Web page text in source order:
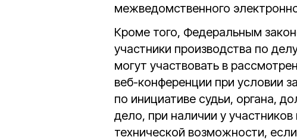
межведомственного
Кроме того, Федеральным
участники производства по
могут участвовать в
веб-конференции при условии
по инициативе судьи, органа,
дело, при наличии у
технической возможности,